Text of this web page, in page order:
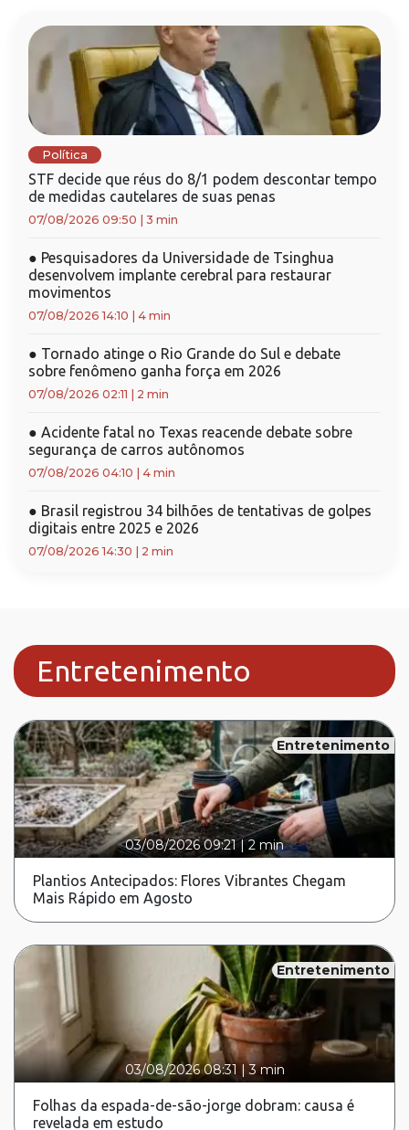
Política
STF decide que réus do 8/1 podem descontar tempo
de medidas cautelares de suas penas
07/08/2026 09:50 3 min
● Pesquisadores da Universidade de Tsinghua
desenvolvem implante cerebral para restaurar
movimentos
07/08/2026 14:10 4 min
● Tornado atinge o Rio Grande do Sul e debate
sobre fenômeno ganha força em 2026
07/08/2026 02:11 2 min
● Acidente fatal no Texas reacende debate sobre
segurança de carros autônomos
07/08/2026 04:10 4 min
● Brasil registrou 34 bilhões de tentativas de golpes
digitais entre 2025 e 2026
07/08/2026 14:30 2 min
Entretenimento
Entretenimento
03/08/2026 09:21|2 min
Plantios Antecipados: Flores Vibrantes Chegam
Mais Rápido em Agosto
Entretenimento
03/08/2026 08:31 |3 min
Folhas da espada-de-são-jorge dobram: causa é
revelada em estudo